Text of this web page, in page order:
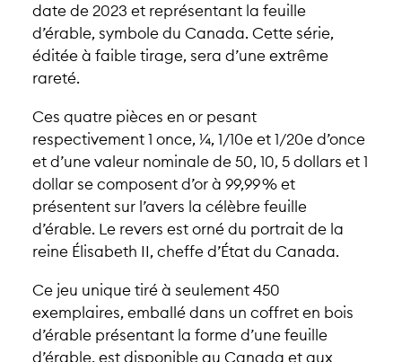
date de 2023 et représentant la feuille
d’érable, symbole du Canada. Cette série,
éditée à faible tirage, sera d’une extrême
rareté.
Ces quatre pièces en or pesant
respectivement 1 once, ¼, 1/10e et 1/20e d’once
et d’une valeur nominale de 50, 10, 5 dollars et 1
dollar se composent d’or à 99,99 % et
présentent sur l’avers la célèbre feuille
d’érable. Le revers est orné du portrait de la
reine Élisabeth II, cheffe d’État du Canada.
Ce jeu unique tiré à seulement 450
exemplaires, emballé dans un coffret en bois
d’érable présentant la forme d’une feuille
d’érable, est disponible au Canada et aux